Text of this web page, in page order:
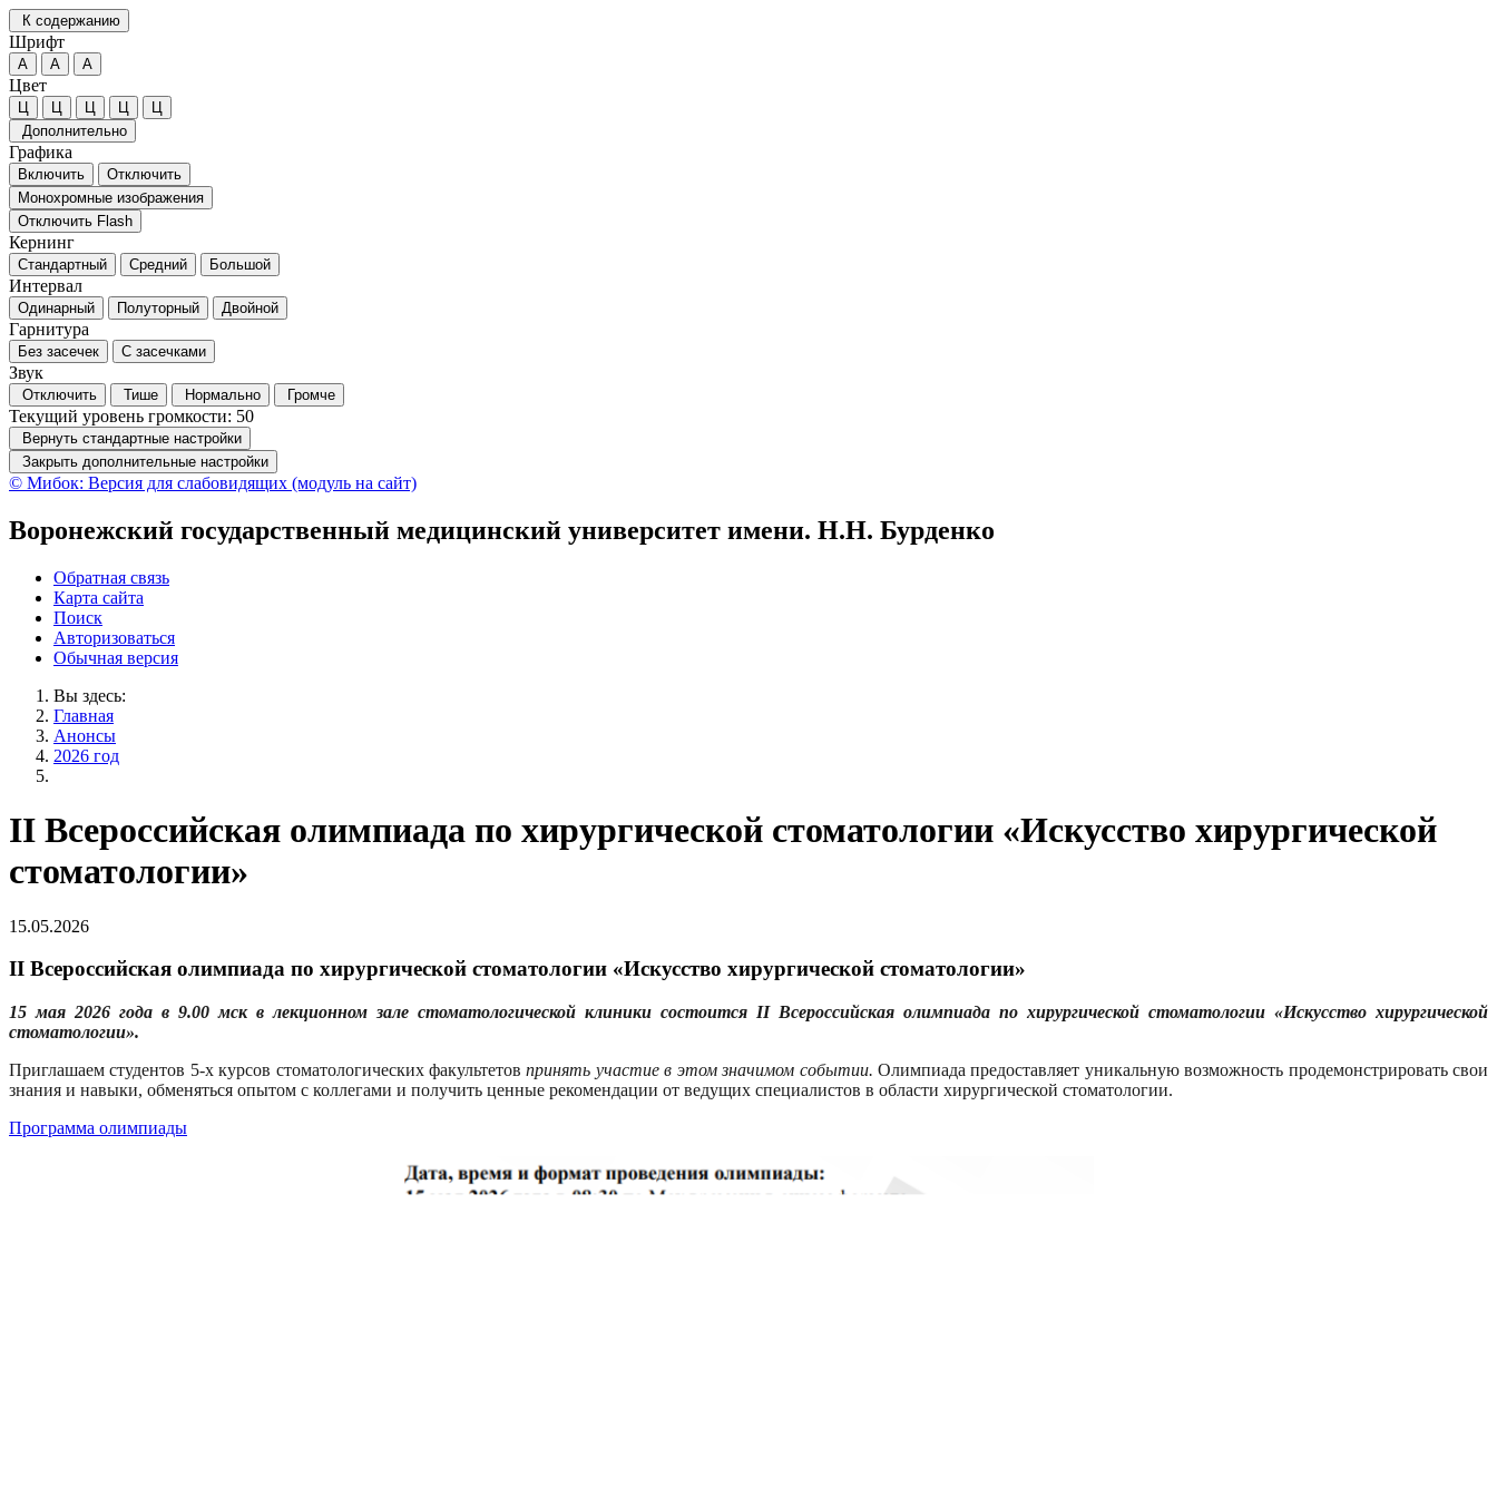
К содержанию
Шрифт
А А А
Цвет
Ц Ц Ц Ц
Ц
Дополнительно
Графика
Включить
Отключить
Монохромные изображения
Отключить Flash
Кернинг
Стандартный Средний Большой
Интервал
Одинарный Полуторный Двойной
Гарнитура
Без засечек С засечками
Звук
Отключить Тише Нормально Громче
Текущий уровень громкости: 50
Вернуть стандартные настройки
Закрыть дополнительные настройки
© Мибок: Версия для слабовидящих (модуль на сайт)
Воронежский государственный медицинский университет имени. Н.Н. Бурденко
Обратная связь
Карта сайта
Поиск
Авторизоваться
Обычная версия
Вы здесь:
Главная
Анонсы
2026 год
II Всероссийская олимпиада по хирургической стоматологии «Искусство хирургической
стоматологии»
15.05.2026
II Всероссийская олимпиада по хирургической стоматологии «Искусство хирургической стоматологии»
15 мая 2026 года в 9.00 мск в лекционном зале стоматологической клиники состоится II Всероссийская олимпиада по хирургической стоматологии «Искусство хирургической
стоматологии».
Приглашаем студентов 5-х курсов стоматологических факультетовпринять участие в этом значимом событии. Олимпиада предоставляет уникальную возможность продемонстрировать свои
знания и навыки, обменяться опытом с коллегами и получить ценные рекомендации от ведущих специалистов в области хирургической стоматологии.
Программа олимпиады